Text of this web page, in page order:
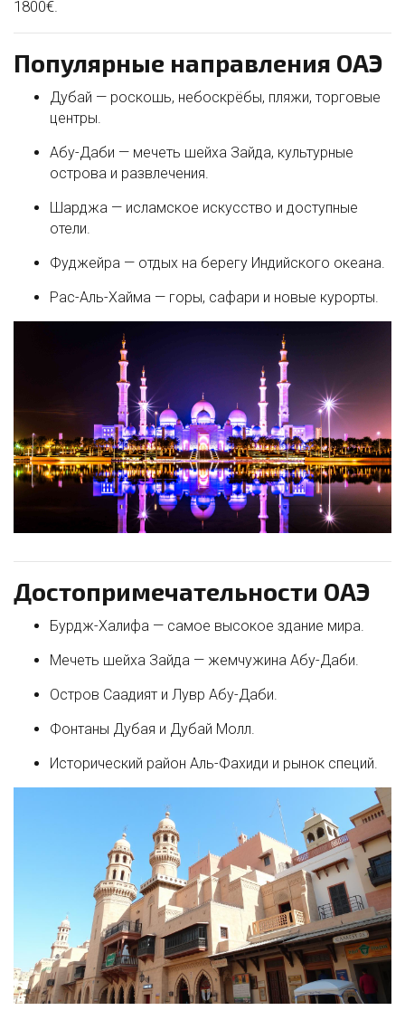
1800€.
Популярные направления ОАЭ
Дубай — роскошь, небоскрёбы, пляжи, торговые
центры.
Абу-Даби — мечеть шейха Зайда, культурные
острова и развлечения.
Шарджа — исламское искусство и доступные
отели.
Фуджейра — отдых на берегу Индийского океана.
Рас-Аль-Хайма — горы, сафари и новые курорты.
Достопримечательности ОАЭ
Бурдж-Халифа — самое высокое здание мира.
Мечеть шейха Зайда — жемчужина Абу-Даби.
Остров Саадият и Лувр Абу-Даби.
Фонтаны Дубая и Дубай Молл.
Исторический район Аль-Фахиди и рынок специй.